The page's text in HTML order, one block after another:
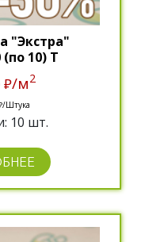
"Экстра"
(по 10) Т
₽/м2
/Штука
10 шт.